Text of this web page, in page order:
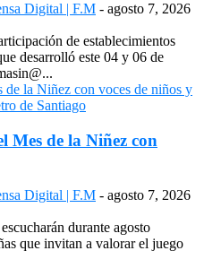
Digital | F.M - agosto 7, 2026
de establecimientos
desarrolló este 04 y 06 de
Mes de la Niñez con
Digital | F.M - agosto 7, 2026
durante agosto
que invitan a valorar el juego